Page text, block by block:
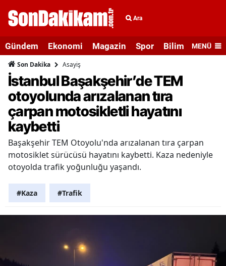
Ara
Gündem Ekonomi Magazin Spor Bilim veMENÜ
Son Dakika Asayiş
İstanbul Başakşehir’de TEM
otoyolunda arızalanan tıra
çarpan motosikletli hayatını
kaybetti
Başakşehir TEM Otoyolu'nda arızalanan tıra çarpan
motosiklet sürücüsü hayatını kaybetti. Kaza nedeniyle
otoyolda trafik yoğunluğu yaşandı.
#Kaza #Trafik